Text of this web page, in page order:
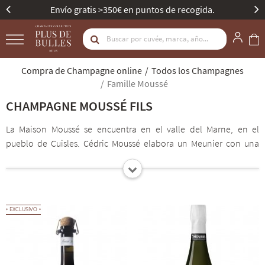
recogida. Mejor Bodega de Champagne -
Compra de Champagne online
Todos los Champagnes
Famille Moussé
CHAMPAGNE MOUSSÉ FILS
La Maison Moussé se encuentra en el valle del Marne, en el
pueblo de Cuisles. Cédric Moussé elabora un Meunier con una
identidad muy marcada, en un suelo arcilloso verde,
denominado «illite» en pedología. Se esfuerza por intervenir lo
responsable. Cédric elabora champanes precisos, con identidad
propia, que maridan a la perfección con la gastronomía.
Verdadero pionero en el alma, Cédric ha colocado chips NFC
detrás de todas sus etiquetas. Acerque un smartphone a la
EXCLUSIVO